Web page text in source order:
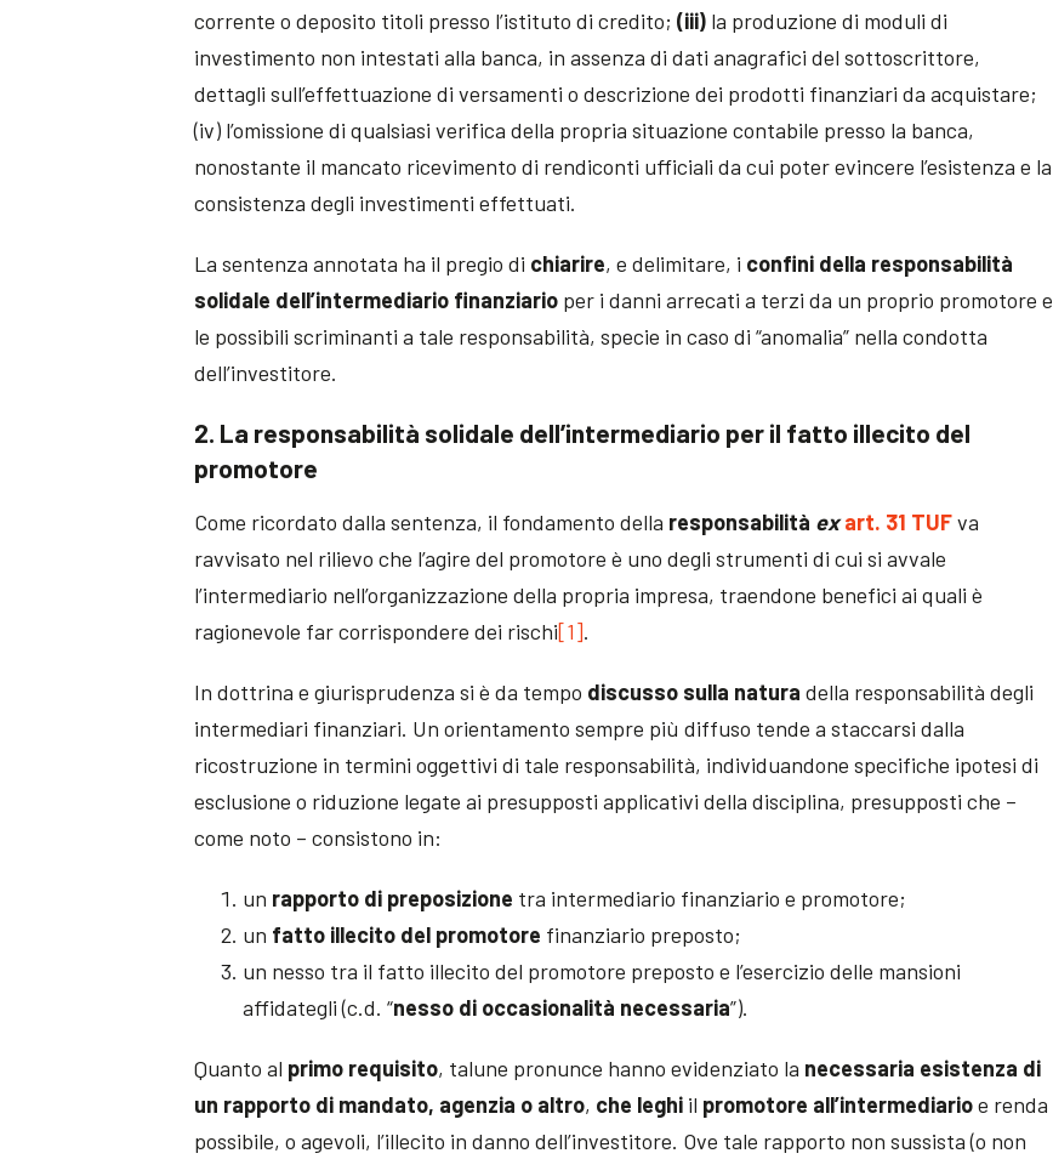
corrente o deposito titoli presso l’istituto di credito;(iii) la produzione di moduli di
investimento non intestati alla banca, in assenza di dati anagrafici del sottoscrittore,
dettagli sull’effettuazione di versamenti o descrizione dei prodotti finanziari da acquistare;
(iv) l’omissione di qualsiasi verifica della propria situazione contabile presso la banca,
nonostante il mancato ricevimento di rendiconti ufficiali da cui poter evincere l’esistenza e la
consistenza degli investimenti effettuati.
La sentenza annotata ha il pregio di chiarire, e delimitare, i confini della responsabilità
solidale dell’intermediario finanziario per i danni arrecati a terzi da un proprio promotore e
le possibili scriminanti a tale responsabilità, specie in caso di “anomalia” nella condotta
dell’investitore.
2. La responsabilità solidale dell’intermediario per il fatto illecito del
promotore
Come ricordato dalla sentenza, il fondamento della responsabilità ex art. 31 TUFva
ravvisato nel rilievo che l’agire del promotore è uno degli strumenti di cui si avvale
l’intermediario nell’organizzazione della propria impresa, traendone benefici ai quali è
ragionevole far corrispondere dei rischi[1].
In dottrina e giurisprudenza si è da tempo discusso sulla natura della responsabilità degli
intermediari finanziari. Un orientamento sempre più diffuso tende a staccarsi dalla
ricostruzione in termini oggettivi di tale responsabilità, individuandone specifiche ipotesi di
esclusione o riduzione legate ai presupposti applicativi della disciplina, presupposti che –
come noto – consistono in:
un rapporto di preposizione tra intermediario finanziario e promotore;
un fatto illecito del promotore finanziario preposto;
un nesso tra il fatto illecito del promotore preposto e l’esercizio delle mansioni
affidategli (c.d. “nesso di occasionalità necessaria”).
Quanto al primo requisito, talune pronunce hanno evidenziato la necessaria esistenza di
un rapporto di mandato, agenzia o altro, che leghi il promotore all’intermediarioe renda
possibile, o agevoli, l’illecito in danno dell’investitore. Ove tale rapporto non sussista (o non